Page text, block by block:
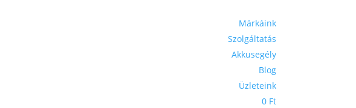
Márkáink
Szolgáltatás
Akkusegély
Blog
Üzleteink
0 Ft